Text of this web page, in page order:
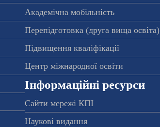
Академічна мобільність
Перепідготовка (друга вища освіта)
Підвищення кваліфікації
Центр міжнародної освіти
Інформаційні ресурси
Сайти мережі КПІ
Наукові видання